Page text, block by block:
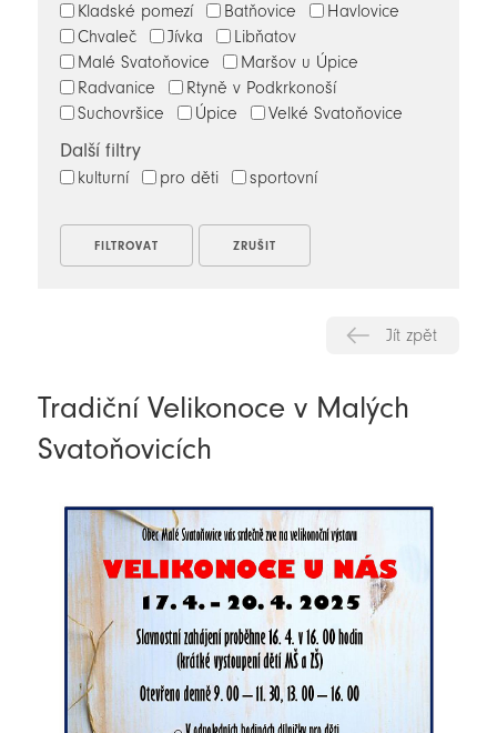
Kladské pomezí
Batňovice
Havlovice
Chvaleč
Jívka
Libňatov
Malé Svatoňovice
Maršov u Úpice
Radvanice
Rtyně v Podkrkonoší
Suchovršice
Úpice Velké Svatoňovice
Další filtry
kulturní pro děti sportovní
Jít zpět
Tradiční Velikonoce v Malých
Svatoňovicích